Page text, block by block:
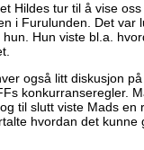
Hildes tur til å vise
i Furulunden. Det var
Hun viste bl.a.
også litt diskusjon
konkurranseregler.
til slutt viste Mads
hvordan det kunne